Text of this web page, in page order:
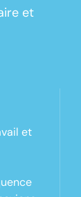
et
et